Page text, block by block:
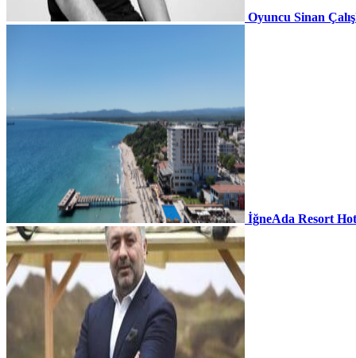
Oyuncu Sinan
İğneAda Resort